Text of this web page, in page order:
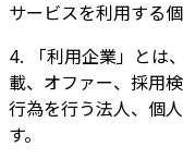
サービスを利用する個
4. 「利用企業」とは
載、オファー、採用
行為を行う法人、個
す。